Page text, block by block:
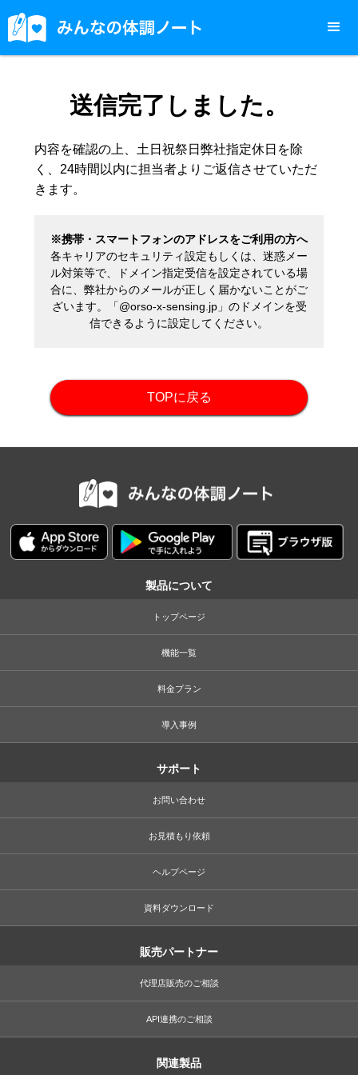
送信完了しました。
内容を確認の上、土日祝祭日弊社指定休日を除
く、24時間以内に担当者よりご返信させていただ
きます。
※携帯・スマートフォンのアドレスをご利用の方へ
各キャリアのセキュリティ設定もしくは、迷惑メー
ル対策等で、ドメイン指定受信を設定されている場
合に、弊社からのメールが正しく届かないことがご
ざいます。「@orso-x-sensing.jp」のドメインを受
信できるように設定してください。
TOPに戻る
製品について
トップページ
機能一覧
料金プラン
導入事例
サポート
お問い合わせ
お見積もり依頼
ヘルプページ
資料ダウンロード
販売パートナー
代理店販売のご相談
API連携のご相談
関連製品